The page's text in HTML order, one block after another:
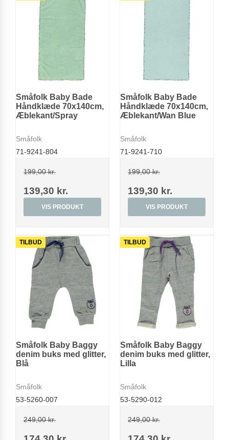
Småfolk Baby Bade
Håndklæde 70x140cm,
Æblekant/Spray
Småfolk
71-9241-804
199,00 kr.
139,30 kr.
VIS PRODUKT
Småfolk Baby Bade
Håndklæde 70x140cm,
Æblekant/Wan Blue
Småfolk
71-9241-710
199,00 kr.
139,30 kr.
VIS PRODUKT
TILBUD
Småfolk Baby Baggy
denim buks med glitter,
Blå
Småfolk
53-5260-007
249,00 kr.
TILBUD
Småfolk Baby Baggy
denim buks med glitter,
Lilla
Småfolk
53-5290-012
249,00 kr.